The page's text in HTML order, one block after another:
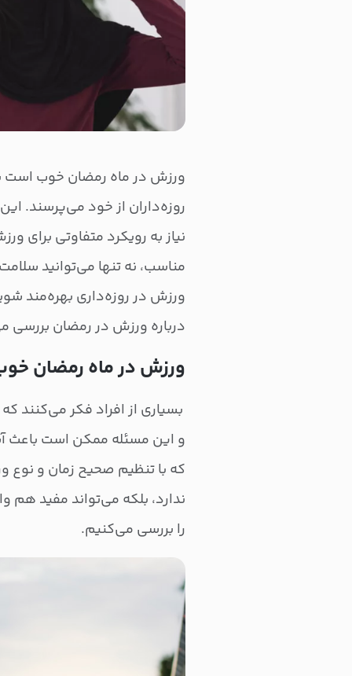
ورزش در ماه رمضان خوب است
روزه‌داران از خود می‌پرسند. این
نیاز به رویکرد متفاوتی برای
مناسب، نه تنها می‌توانید
ورزش در روزه‌داری بهره‌مند
درباره ورزش در رمضان بررسی
ورزش در ماه رمضان
بسیاری از افراد فکر می‌کنند
و این مسئله ممکن است باعث
که با تنظیم صحیح زمان و نوع
ندارد، بلکه می‌تواند مفید هم
را بررسی می‌کنیم.